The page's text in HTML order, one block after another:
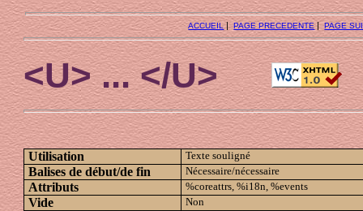
ACCUEIL|PAGE PRECEDENTE |PAGE
<U> ... </U>
Utilisation Texte souligné
Balises de début/de fin Nécessaire/nécessaire
Attributs %coreattrs, %i18n, %events
Vide Non